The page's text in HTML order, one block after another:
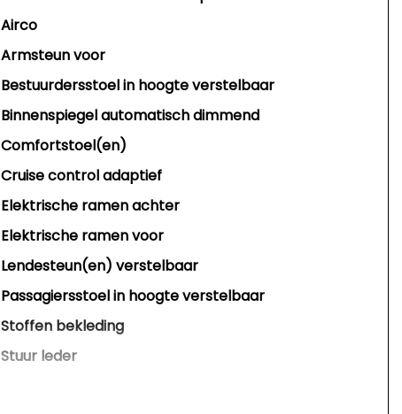
Airco
Armsteun voor
Bestuurdersstoel in hoogte verstelbaar
Binnenspiegel automatisch dimmend
Comfortstoel(en)
Cruise control adaptief
Elektrische ramen achter
Elektrische ramen voor
Lendesteun(en) verstelbaar
Passagiersstoel in hoogte verstelbaar
Stoffen bekleding
Stuur leder